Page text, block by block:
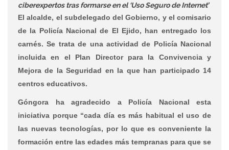
ciberexpertos tras formarse en el ‘Uso Seguro de Internet’
El alcalde, el subdelegado del Gobierno, y el comisario
de la Policía Nacional de El Ejido, han entregado los
carnés. Se trata de una actividad de Policía Nacional
incluida en el Plan Director para la Convivencia y
Mejora de la Seguridad en la que han participado 14
centros educativos.
Góngora ha agradecido a Policía Nacional esta
iniciativa porque “cada día es más habitual el uso de
las nuevas tecnologías, por lo que es conveniente la
formación entre las edades más tempranas para que se